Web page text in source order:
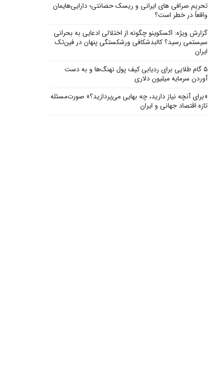
تحریم صرافی های ایرانی و ریسک حضانتی؛ دارایی‌هایمان
واقعاً در خطر است؟
گزارش ویژه: اکسکوینو چگونه از اختلالی ادعایی به بحرانی
سیستمی رسید؟ کالبدشکافی ورشکستگی پنهان در فین‌تک
ایران
۵ گام طلایی برای ردیابی کیف پول‌ نهنگ‌ها و به دست
آوردن سرمایه میلیون دلاری
«برای آنچه نیاز دارید، چه بهایی می‌پردازید؟» صورت‌مسئله
تازه اقتصاد جهانی و ایران